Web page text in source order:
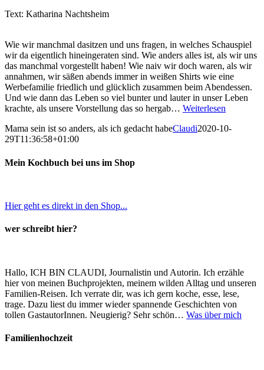
Text: Katharina Nachtsheim
Wie wir manchmal dasitzen und uns fragen, in welches Schauspiel
wir da eigentlich hineingeraten sind. Wie anders alles ist, als wir uns
das manchmal vorgestellt haben! Wie naiv wir doch waren, als wir
annahmen, wir säßen abends immer in weißen Shirts wie eine
Werbefamilie friedlich und glücklich zusammen beim Abendessen.
Und wie dann das Leben so viel bunter und lauter in unser Leben
krachte, als unsere Vorstellung das so hergab… Weiterlesen
Mama sein ist so anders, als ich gedacht habeClaudi2020-10-
29T11:36:58+01:00
Mein Kochbuch bei uns im Shop
Hier geht es direkt in den Shop...
wer schreibt hier?
Hallo, ICH BIN CLAUDI, Journalistin und Autorin. Ich erzähle
hier von meinen Buchprojekten, meinem wilden Alltag und unseren
Familien-Reisen. Ich verrate dir, was ich gern koche, esse, lese,
trage. Dazu liest du immer wieder spannende Geschichten von
tollen GastautorInnen. Neugierig? Sehr schön… Was über mich
Familienhochzeit